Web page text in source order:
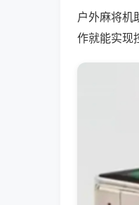
户外麻将机
作就能实现